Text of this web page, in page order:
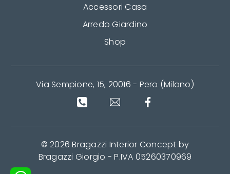
Accessori Casa
Arredo Giardino
Shop
Via Sempione, 15, 20016 - Pero (Milano)
© 2026 Bragazzi Interior Concept by
Bragazzi Giorgio - P.IVA 05260370969